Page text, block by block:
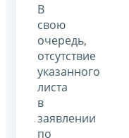
В
свою
очередь,
отсутствие
указанного
листа
в
заявлении
по